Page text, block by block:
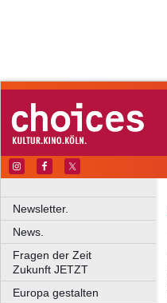
Newsletter.
News.
Fragen der Zeit
Zukunft JETZT
Europa gestalten